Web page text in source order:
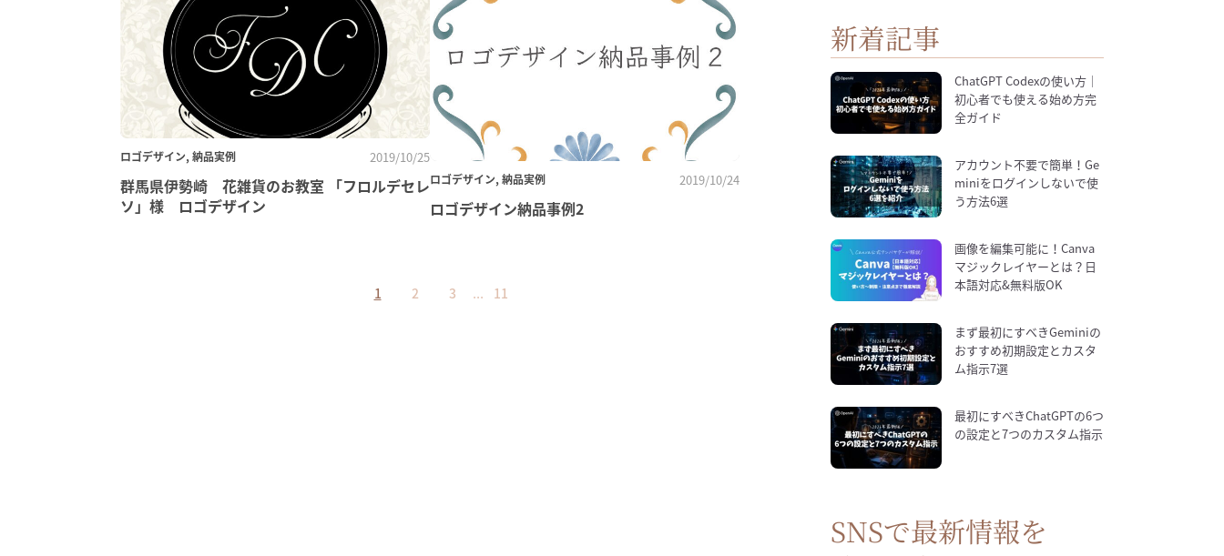
ロゴデザイン, 納品実例 2019/10/25
群馬県伊勢崎 花雑貨のお教室 「フロルデセレ
ソ」様 ロゴデザイン
ロゴデザイン, 納品実例 2019/10/24
ロゴデザイン納品事例2
1 2 3 ... 11
新着記事
ChatGPT Codexの使い方｜
初心者でも使える始め方完
全ガイド
アカウント不要で簡単！Ge
miniをログインしないで使
う方法6選
画像を編集可能に！Canva
マジックレイヤーとは？日
本語対応&無料版OK
まず最初にすべきGeminiの
おすすめ初期設定とカスタ
ム指示7選
最初にすべきChatGPTの6つ
の設定と7つのカスタム指示
SNSで最新情報を